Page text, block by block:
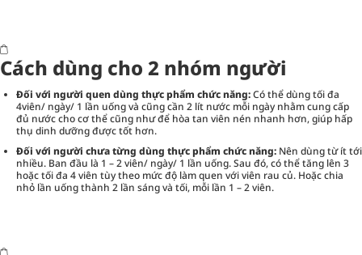
Cách dùng cho 2 nhóm người
Đối với người quen dùng thực phẩm chức năng:Có thể dùng tối đa
4viên/ ngày/ 1 lần uống và cũng cần 2 lít nước mỗi ngày nhằm cung cấp
đủ nước cho cơ thể cũng như để hòa tan viên nén nhanh hơn, giúp hấp
thụ dinh dưỡng được tốt hơn.
Đối với người chưa từng dùng thực phẩm chức năng: Nên dùng từ ít tới
nhiều. Ban đầu là 1 – 2 viên/ ngày/ 1 lần uống. Sau đó, có thể tăng lên 3
hoặc tối đa 4 viên tùy theo mức độ làm quen với viên rau củ. Hoặc chia
nhỏ lần uống thành 2 lần sáng và tối, mỗi lần 1 – 2 viên.